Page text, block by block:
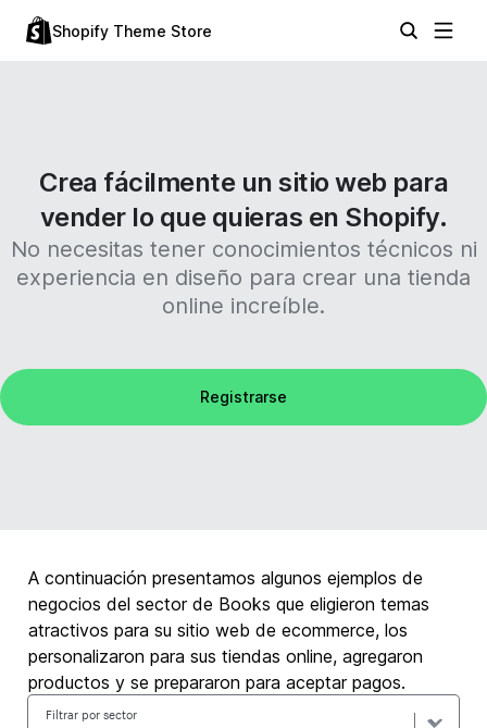
Shopify Theme Store
Crea fácilmente un sitio web para
vender lo que quieras en Shopify.
No necesitas tener conocimientos técnicos ni
experiencia en diseño para crear una tienda
online increíble.
Registrarse
A continuación presentamos algunos ejemplos de
negocios del sector de Books que eligieron temas
atractivos para su sitio web de ecommerce, los
personalizaron para sus tiendas online, agregaron
productos y se prepararon para aceptar pagos.
Filtrar por sector